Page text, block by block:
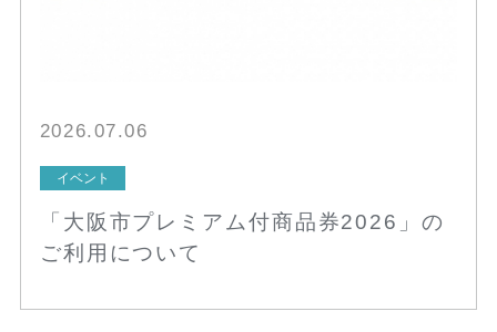
2026.07.06
イベント
「大阪市プレミアム付商品券2026」の
ご利用について